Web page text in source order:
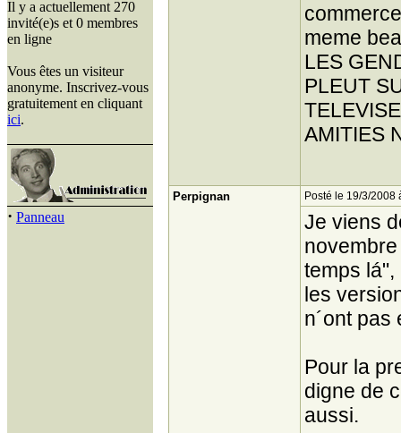
Il y a actuellement 270
invité(e)s et 0 membres
en ligne
Vous êtes un visiteur
anonyme. Inscrivez-vous
gratuitement en cliquant
ici.
· Panneau
meme
LES
PLEUT
AMITIES
Perpignan Posté le 19/3/2008
Je viens
temps
les
n´ont pas
Pour la
digne de
aussi.